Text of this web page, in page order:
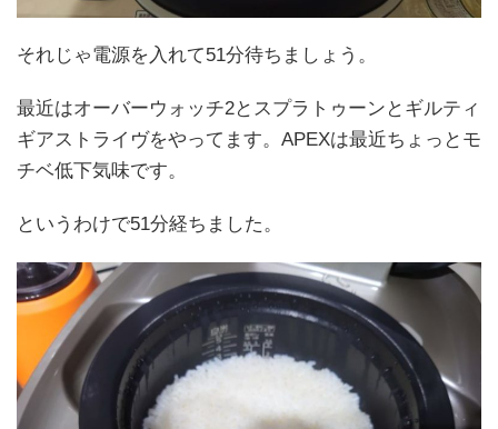
それじゃ電源を入れて51分待ちましょう。
最近はオーバーウォッチ2とスプラトゥーンとギルティ
ギアストライヴをやってます。APEXは最近ちょっとモ
チベ低下気味です。
というわけで51分経ちました。